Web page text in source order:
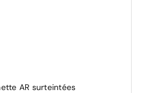
/ Nuit Electrochrome
lombaire
feux de croisement +
sans éclairage
AR surteintées